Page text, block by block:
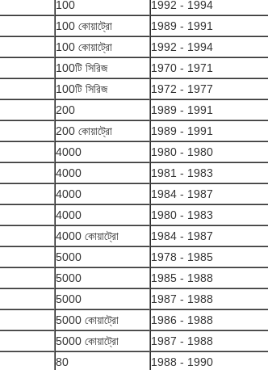
100 1992 - 1994
100 কোয়াট্রো 1989 - 1991
100 কোয়াট্রো 1992 - 1994
100টি সিরিজ 1970 - 1971
100টি সিরিজ 1972 - 1977
200 1989 - 1991
200 কোয়াট্রো 1989 - 1991
4000 1980 - 1980
4000 1981 - 1983
4000 1984 - 1987
4000 1980 - 1983
4000 কোয়াট্রো 1984 - 1987
5000 1978 - 1985
5000 1985 - 1988
5000 1987 - 1988
5000 কোয়াট্রো 1986 - 1988
5000 কোয়াট্রো 1987 - 1988
80 1988 - 1990